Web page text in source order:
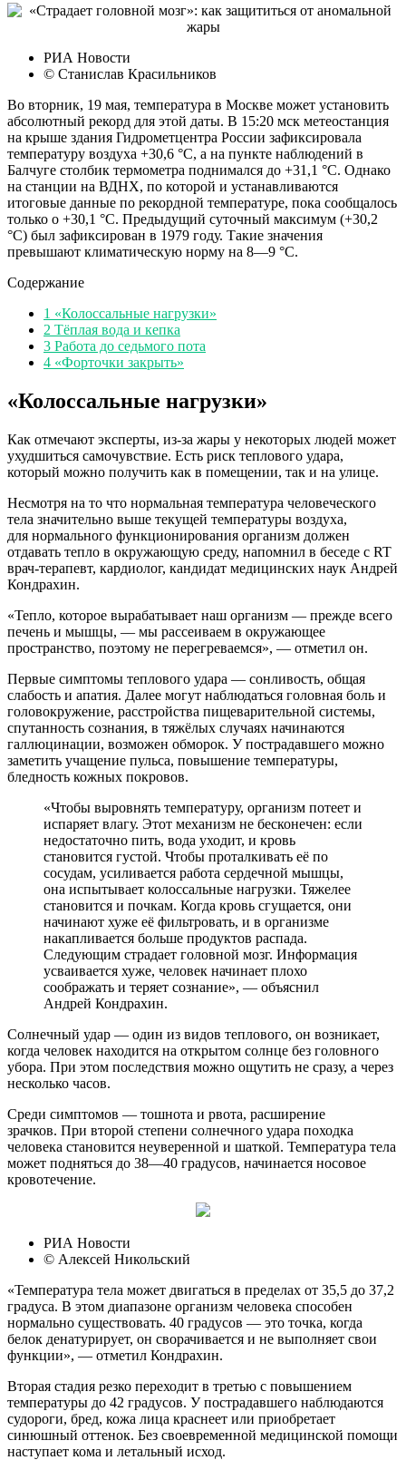
РИА Новости
© Станислав Красильников
Во вторник, 19 мая, температура в Москве может установить
абсолютный рекорд для этой даты. В 15:20 мск метеостанция
на крыше здания Гидрометцентра России зафиксировала
температуру воздуха +30,6 °C, а на пункте наблюдений в
Балчуге столбик термометра поднимался до +31,1 °C. Однако
на станции на ВДНХ, по которой и устанавливаются
итоговые данные по рекордной температуре, пока сообщалось
только о +30,1 °C. Предыдущий суточный максимум (+30,2
°C) был зафиксирован в 1979 году. Такие значения
превышают климатическую норму на 8—9 °C.
Содержание
1 «Колоссальные нагрузки»
2 Тёплая вода и кепка
3 Работа до седьмого пота
4 «Форточки закрыть»
«Колоссальные нагрузки»
Как отмечают эксперты, из-за жары у некоторых людей может
ухудшиться самочувствие. Есть риск теплового удара,
который можно получить как в помещении, так и на улице.
Несмотря на то что нормальная температура человеческого
тела значительно выше текущей температуры воздуха,
для нормального функционирования организм должен
отдавать тепло в окружающую среду, напомнил в беседе с RT
врач-терапевт, кардиолог, кандидат медицинских наук Андрей
Кондрахин.
«Тепло, которое вырабатывает наш организм — прежде всего
печень и мышцы, — мы рассеиваем в окружающее
пространство, поэтому не перегреваемся», — отметил он.
Первые симптомы теплового удара — сонливость, общая
слабость и апатия. Далее могут наблюдаться головная боль и
головокружение, расстройства пищеварительной системы,
спутанность сознания, в тяжёлых случаях начинаются
галлюцинации, возможен обморок. У пострадавшего можно
заметить учащение пульса, повышение температуры,
бледность кожных покровов.
«Чтобы выровнять температуру, организм потеет и
испаряет влагу. Этот механизм не бесконечен: если
недостаточно пить, вода уходит, и кровь
становится густой. Чтобы проталкивать её по
сосудам, усиливается работа сердечной мышцы,
она испытывает колоссальные нагрузки. Тяжелее
становится и почкам. Когда кровь сгущается, они
начинают хуже её фильтровать, и в организме
накапливается больше продуктов распада.
Следующим страдает головной мозг. Информация
усваивается хуже, человек начинает плохо
соображать и теряет сознание», — объяснил
Андрей Кондрахин.
Солнечный удар — один из видов теплового, он возникает,
когда человек находится на открытом солнце без головного
убора. При этом последствия можно ощутить не сразу, а через
несколько часов.
Среди симптомов — тошнота и рвота, расширение
зрачков. При второй степени солнечного удара походка
человека становится неуверенной и шаткой. Температура тела
может подняться до 38—40 градусов, начинается носовое
кровотечение.
РИА Новости
© Алексей Никольский
«Температура тела может двигаться в пределах от 35,5 до 37,2
градуса. В этом диапазоне организм человека способен
нормально существовать. 40 градусов — это точка, когда
белок денатурирует, он сворачивается и не выполняет свои
функции», — отметил Кондрахин.
Вторая стадия резко переходит в третью с повышением
температуры до 42 градусов. У пострадавшего наблюдаются
судороги, бред, кожа лица краснеет или приобретает
синюшный оттенок. Без своевременной медицинской помощи
наступает кома и летальный исход.